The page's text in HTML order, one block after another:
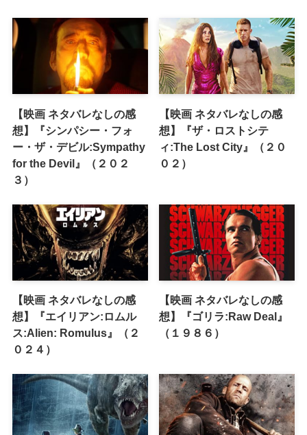
【映画 ネタバレなしの感
想】『シンパシー・フォ
ー・ザ・デビル:Sympathy
for the Devil』（２０２
３）
【映画 ネタバレなしの感
想】『ザ・ロストシテ
ィ:The Lost City』（２０
０２）
【映画 ネタバレなしの感
想】『エイリアン:ロムル
ス:Alien: Romulus』（２
０２４）
【映画 ネタバレなしの感
想】『ゴリラ:Raw Deal』
（１９８６）